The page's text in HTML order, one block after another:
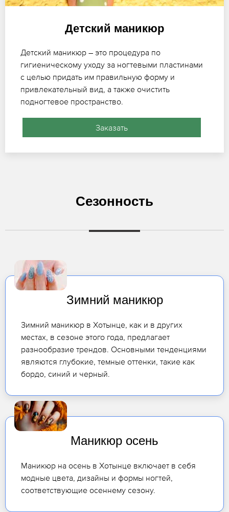
Детский маникюр
Детский маникюр – это процедура по
гигиеническому уходу за ногтевыми пластинами
с целью придать им правильную форму и
привлекательный вид, а также очистить
подногтевое пространство.
Заказать
Сезонность
Зимний маникюр
Зимний маникюр в Хотынце, как и в других
местах, в сезоне этого года, предлагает
разнообразие трендов. Основными тенденциями
являются глубокие, темные оттенки, такие как
бордо, синий и черный.
Маникюр осень
Маникюр на осень в Хотынце включает в себя
модные цвета, дизайны и формы ногтей,
соответствующие осеннему сезону.